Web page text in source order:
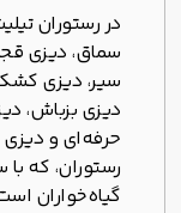
در رستوران
سماق، دیزی
سیر، دیزی
دیزی بزباش،
حرفه‌ای و
رستوران، که
گیاه‌خواران